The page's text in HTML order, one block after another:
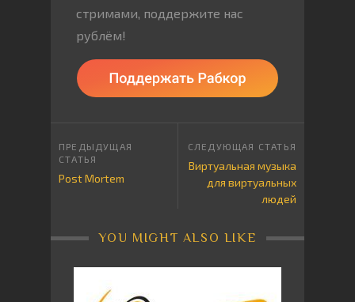
стримами, поддержите нас
рублём!
Post Mortem
Виртуальная музыка
для виртуальных
людей
YOU MIGHT ALSO LIKE